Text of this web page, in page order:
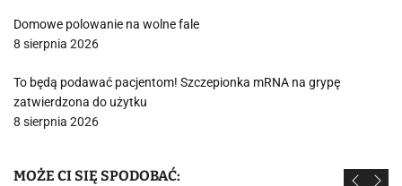
Domowe polowanie na wolne fale
8 sierpnia 2026
To będą podawać pacjentom! Szczepionka mRNA na grypę
zatwierdzona do użytku
8 sierpnia 2026
MOŻE CI SIĘ SPODOBAĆ: